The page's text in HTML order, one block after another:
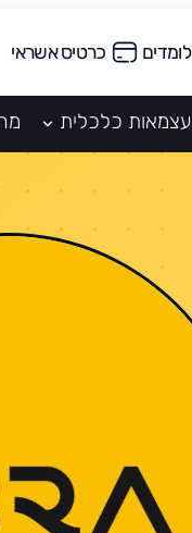
לומדים כרטיס אשראי
עצמאות כלכלית